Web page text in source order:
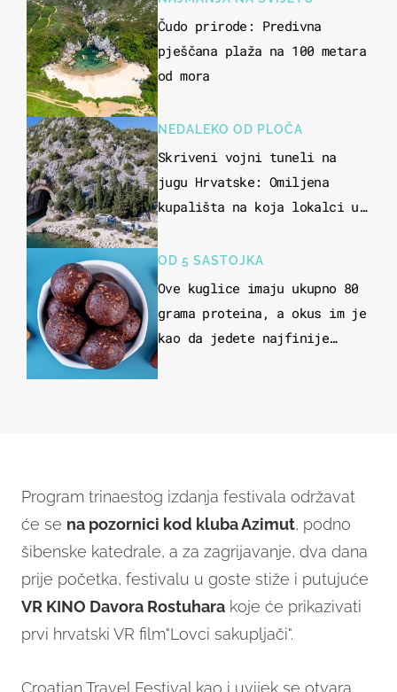
Čudo prirode: Predivna
pješčana plaža na 100 metara
od mora
NEDALEKO OD PLOČA
Skriveni vojni tuneli na
jugu Hrvatske: Omiljena
kupališta na koja lokalci u
u more
OD 5 SASTOJKA
Ove kuglice imaju ukupno 80
grama proteina, a okus im je
kao da jedete najfinije
Program trinaestog izdanja festivala održavat
će se na pozornici kod kluba Azimut, podno
šibenske katedrale, a za zagrijavanje, dva dana
prije početka, festivalu u goste stiže i putujuće
VR KINO Davora Rostuhara koje će prikazivati
prvi hrvatski VR film"Lovci sakupljači".